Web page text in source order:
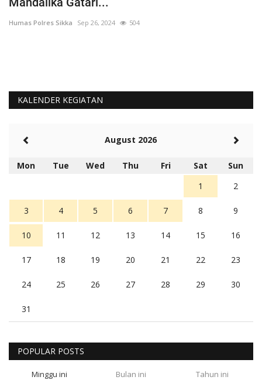
Humas Polres Sikka Sep 30, 2024 528
KALENDER KEGIATAN
August 2026
Mon Tue Wed Thu Fri Sat
Sun
1
2
3 4 5 6 7 8 9
10 11 12 13 14 15 16
17 18 19 20 21 22 23
24 25 26 27 28 29 30
31
POPULAR POSTS
Minggu ini Bulan ini Tahun ini